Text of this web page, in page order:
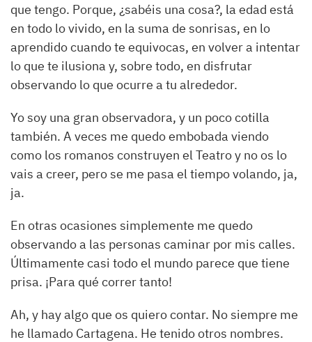
que tengo. Porque, ¿sabéis una cosa?, la edad está
en todo lo vivido, en la suma de sonrisas, en lo
aprendido cuando te equivocas, en volver a intentar
lo que te ilusiona y, sobre todo, en disfrutar
observando lo que ocurre a tu alrededor.
Yo soy una gran observadora, y un poco cotilla
también. A veces me quedo embobada viendo
como los romanos construyen el Teatro y no os lo
vais a creer, pero se me pasa el tiempo volando, ja,
ja.
En otras ocasiones simplemente me quedo
observando a las personas caminar por mis calles.
Últimamente casi todo el mundo parece que tiene
prisa. ¡Para qué correr tanto!
Ah, y hay algo que os quiero contar. No siempre me
he llamado Cartagena. He tenido otros nombres.